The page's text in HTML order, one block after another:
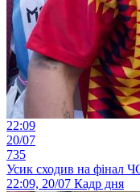
22:09
20/07
735
Усик сходив на фінал
22:09, 20/07 Кадр дня